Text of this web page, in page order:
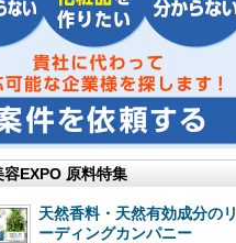
容EXPO 原料特集
天然香料・天然有効成分のリ
ーディングカンパニー